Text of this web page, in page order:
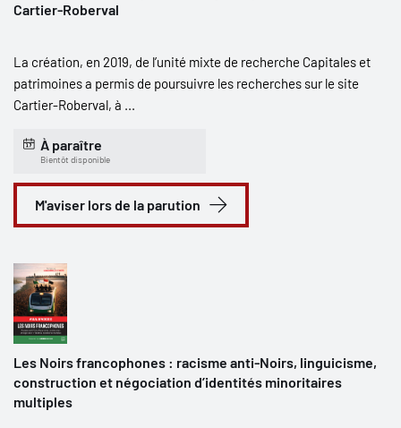
Cartier-Roberval
La création, en 2019, de l’unité mixte de recherche Capitales et
patrimoines a permis de poursuivre les recherches sur le site
Cartier-Roberval, à ...
À paraître
Bientôt disponible
M'aviser lors de la parution
Les Noirs francophones : racisme anti-Noirs, linguicisme,
construction et négociation d’identités minoritaires
multiples